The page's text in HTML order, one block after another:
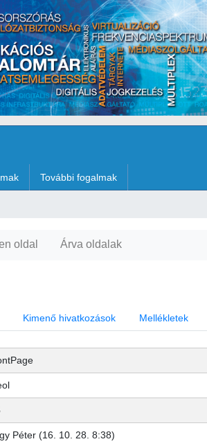
További fogalmak
oldal Árva oldalak
Kimenő hivatkozások Mellékletek
Péter (16. 10. 28. 8:38)